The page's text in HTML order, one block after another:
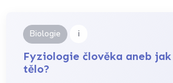
Biologie i
Fyziologie člověka aneb
tělo?